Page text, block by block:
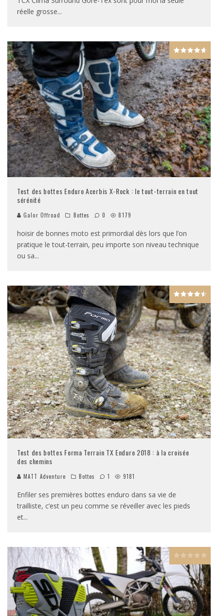
réelle grosse...
Test des bottes Enduro Acerbis X-Rock : le tout-terrain en tout
sérénité
Galor Offroad Bottes 0 8179
hoisir de bonnes moto est primordial dès lors que l’on
pratique le tout-terrain, peu importe son niveau technique
ou sa...
Test des bottes Forma Terrain TX Enduro 2018 : à la croisée
des chemins
MATT Adventure Bottes 1 9181
Enfiler ses premières bottes enduro dans sa vie de
trailliste, c’est un peu comme se réveiller avec les pieds
et...